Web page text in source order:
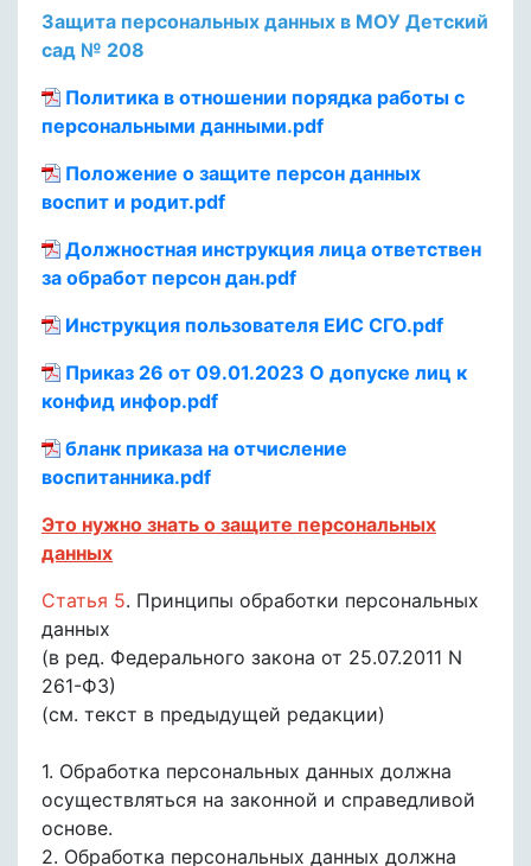
Защита персональных данных в МОУ Детский
сад № 208
Политика в отношении порядка работы с
персональными данными.pdf
Положение о защите персон данных
воспит и родит.pdf
Должностная инструкция лица ответствен
за обработ персон дан.pdf
Инструкция пользователя ЕИС СГО.pdf
Приказ 26 от 09.01.2023 О допуске лиц к
конфид инфор.pdf
бланк приказа на отчисление
воспитанника.pdf
Это нужно знать о защите персональных
данных
Статья 5. Принципы обработки персональных
данных
(в ред. Федерального закона от 25.07.2011 N
261-ФЗ)
(см. текст в предыдущей редакции)
1. Обработка персональных данных должна
осуществляться на законной и справедливой
основе.
2. Обработка персональных данных должна